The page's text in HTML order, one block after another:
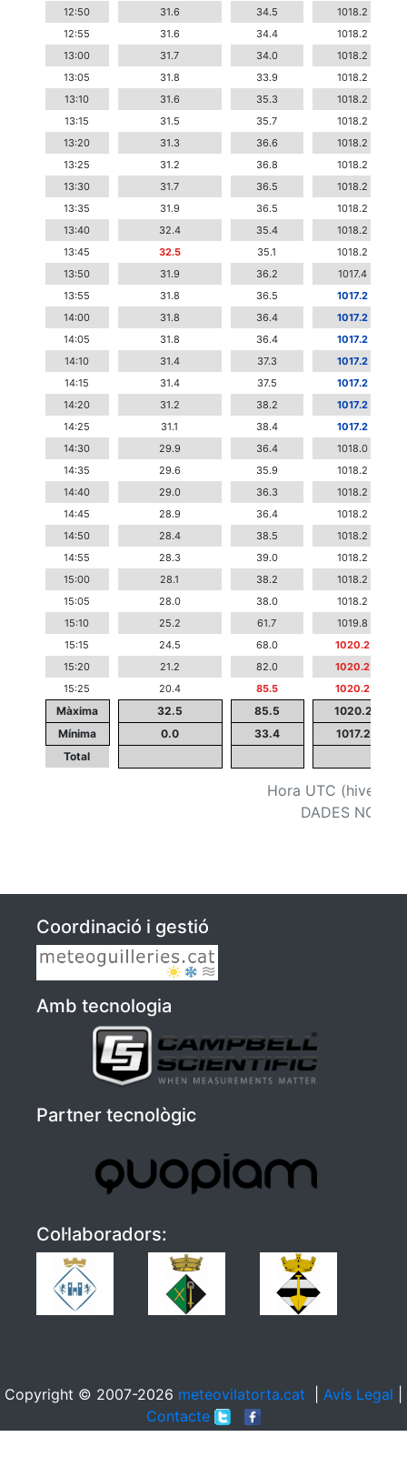
Hora UTC (hivern
DADES NO
12:50
31.6 34.5
1018.2
12:55
31.6 34.4
1018.2
13:00
31.7 34.0
1018.2
13:05
31.8 33.9
1018.2
13:10
31.6 35.3
1018.2
13:15
31.5 35.7
1018.2
13:20
31.3 36.6
1018.2
13:25
31.2 36.8
1018.2
13:30
31.7 36.5
1018.2
13:35
31.9 36.5
1018.2
13:40
32.4 35.4
1018.2
13:45
32.5 35.1
1018.2
13:50
31.9 36.2
1017.4
13:55
31.8 36.5
1017.2
14:00
31.8 36.4
1017.2
14:05
31.8 36.4
1017.2
14:10
31.4 37.3
1017.2
14:15
31.4 37.5
1017.2
14:20
31.2 38.2
1017.2
14:25
31.1 38.4
1017.2
14:30
29.9 36.4
1018.0
14:35
29.6 35.9
1018.2
14:40
29.0 36.3
1018.2
14:45
28.9 36.4
1018.2
14:50
28.4 38.5
1018.2
14:55
28.3 39.0
1018.2
15:00
28.1 38.2
1018.2
15:05
28.0 38.0
1018.2
15:10
25.2 61.7
1019.8
15:15
24.5 68.0
1020.2
15:20
21.2 82.0
1020.2
15:25
20.4 85.5 1020.2
Màxima 32.5 85.5
1020.2
Mínima
0.0 33.4
1017.2
Total
Coordinació i gestió
Amb tecnologia
Partner tecnològic
Col·laboradors:
Copyright © 2007-2026 meteovilatorta.cat Avís Legal
Contacte